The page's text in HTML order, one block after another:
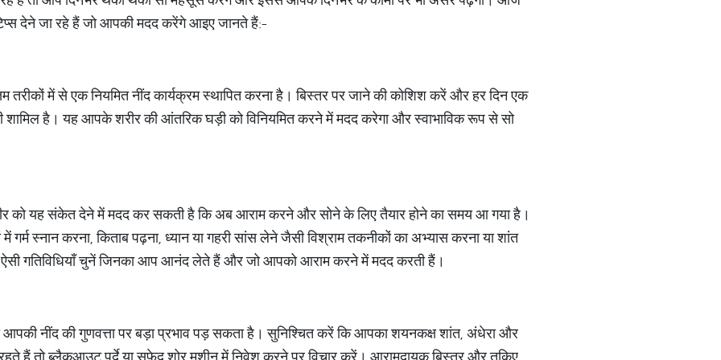
देने जा रहे हैं जो आपकी मदद करेंगे आइए जानते हैं:-
तरीकों में से एक नियमित नींद कार्यक्रम स्थापित करना है। बिस्तर पर जाने की कोशिश करें और हर दिन एक
शामिल है। यह आपके शरीर की आंतरिक घड़ी को विनियमित करने में मदद करेगा और स्वाभाविक रूप से सो
को यह संकेत देने में मदद कर सकती है कि अब आराम करने और सोने के लिए तैयार होने का समय आ गया है।
में गर्म स्नान करना, किताब पढ़ना, ध्यान या गहरी सांस लेने जैसी विश्राम तकनीकों का अभ्यास करना या शांत
गतिविधियाँ चुनें जिनका आप आनंद लेते हैं और जो आपको आराम करने में मदद करती हैं।
नींद की गुणवत्ता पर बड़ा प्रभाव पड़ सकता है। सुनिश्चित करें कि आपका शयनकक्ष शांत, अंधेरा और